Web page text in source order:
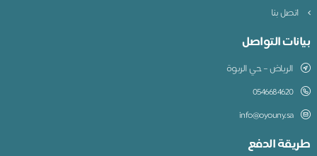
اتصل بنا
بيانات التواصل
الرياض – حي الربوة
0546684620
info@oyouny.sa
طريقة الدفع